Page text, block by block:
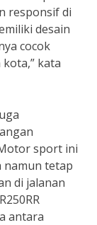
responsif di
desain
cocok
kata
sport ini
namun tetap
di jalanan
antara